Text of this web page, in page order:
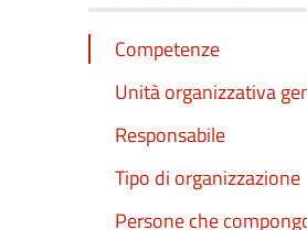
Competenze
Unità organizzativa
Responsabile
Tipo di organizzazione
Persone che